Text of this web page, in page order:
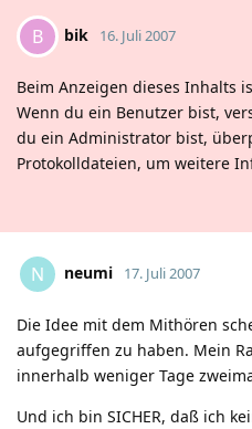
B bik 16. Juli 2007
Beim Anzeigen dieses Inhalts
Wenn du ein Benutzer bist,
du ein Administrator bist,
Protokolldateien, um weitere
N neumi 17. Juli 2007
Die Idee mit dem Mithören
aufgegriffen zu haben. Mein
innerhalb weniger Tage
Und ich bin SICHER, daß ich